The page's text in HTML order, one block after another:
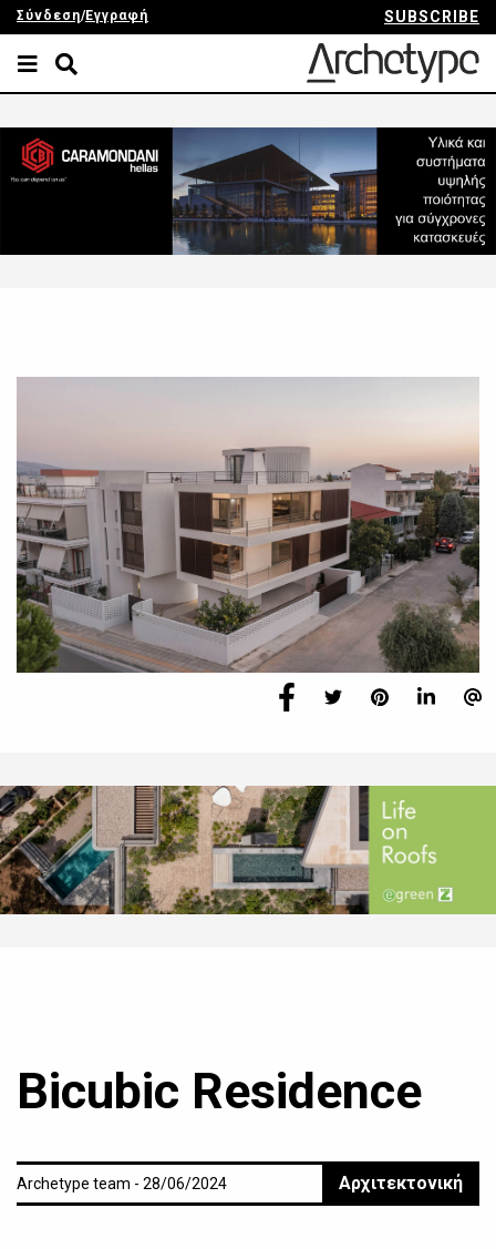
Σύνδεση/Εγγραφή SUBSCRIBE
Bicubic Residence
Archetype team - 28/06/2024 Αρχιτεκτονική